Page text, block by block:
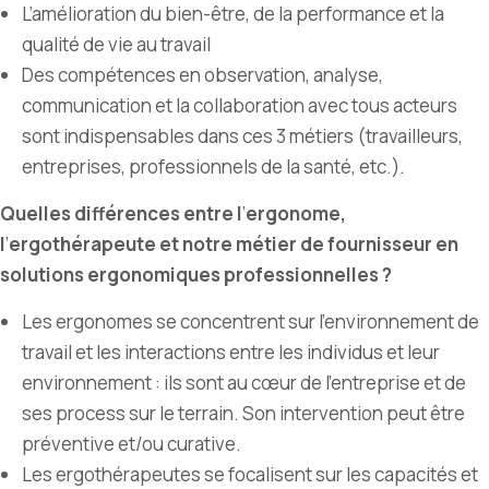
L’amélioration du bien-être, de la performance et la
qualité de vie au travail
Des compétences en observation, analyse,
communication et la collaboration avec tous acteurs
sont indispensables dans ces 3 métiers (travailleurs,
entreprises, professionnels de la santé, etc.).
Quelles différences entre l’ergonome,
l’ergothérapeute et notre métier de fournisseur en
solutions ergonomiques professionnelles ?
Les ergonomes se concentrent sur l’environnement de
travail et les interactions entre les individus et leur
environnement : ils sont au cœur de l’entreprise et de
ses process sur le terrain. Son intervention peut être
préventive et/ou curative.
Les ergothérapeutes se focalisent sur les capacités et